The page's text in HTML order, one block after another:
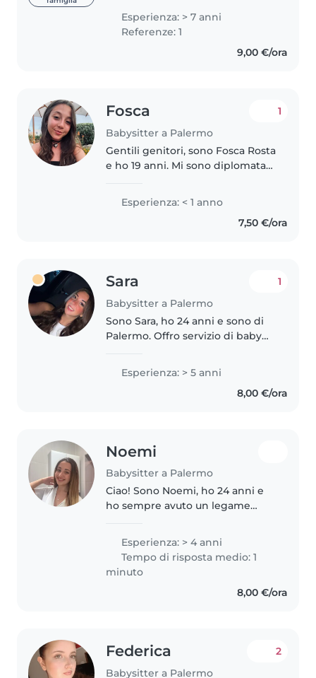
negli asili privati ed ho fatto per
anni doposcuola. Sono dinamica,
paziente e amo giocare..
Esperienza: > 7 anni
Referenze: 1
9,00 €/ora
Fosca
Babysitter a Palermo
1
Gentili genitori, sono Fosca Rosta
e ho 19 anni. Mi sono diplomata
Meli e sto proseguendo i miei
studi alla facoltà di Scienze e
Esperienza: < 1 anno
7,50 €/ora
Sara
Babysitter a Palermo
1
Sono Sara, ho 24 anni e sono di
Palermo. Offro servizio di baby
giochetti, letture e attività
Esperienza: > 5 anni
8,00 €/ora
Noemi
Babysitter a Palermo
Ciao! Sono Noemi, ho 24 anni e
ho sempre avuto un legame
parenti mi hanno sempre affidati
i loro bambini e da circa due
anni svolgo questo lavoro
Esperienza: > 4 anni
Tempo di risposta medio: 1
minuto
8,00 €/ora
Federica
Babysitter a Palermo
2